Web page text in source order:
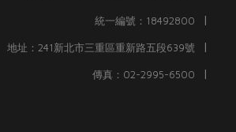
統一編號：18492800 |
地址：241新北市三重區重新路五段639號 |
傳真：02-2995-6500 |